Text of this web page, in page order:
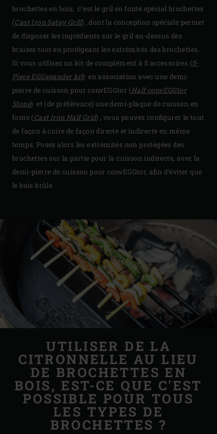
brochettes en bois, c’est le gril en fonte spécial brochettes
(Cast Iron Satay Grill) , dont la conception spéciale permet
de disposer les ingrédients sur le gril au-dessus des
braises tout en protégeant les extrémités des brochettes.
Si vous utilisez un kit de complément à 5 accessoires (5-
Piece EGGspander kit) en association avec une demi-
pierre de cuisson pour convEGGtor (Half convEGGtor
Stone) et (de préférence) une demi-plaque de cuisson en
fonte (Cast Iron Half Grid) , vous pouvez configurer le tout
de façon à cuire de façon directe et indirecte en même
temps. Posez alors les extrémités non protégées des
brochettes sur la partie pour la cuisson indirecte, avec la
demi-pierre de cuisson pour convEGGtor, afin d’éviter que
le bois brûle.
UTILISER DE LA
CITRONNELLE AU LIEU
DE BROCHETTES EN
BOIS, EST-CE QUE C'EST
POSSIBLE POUR TOUS
LES TYPES DE
BROCHETTES ?